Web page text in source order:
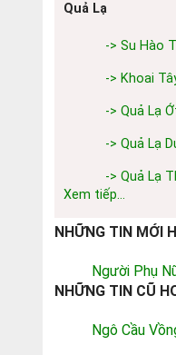
Quả Lạ
-> Su Hào
-> Khoai
-> Quả Lạ
-> Quả Lạ
-> Quả Lạ
Xem tiếp...
NHỮNG TIN MỚI
Người Phụ
NHỮNG TIN CŨ
Ngô Cầu